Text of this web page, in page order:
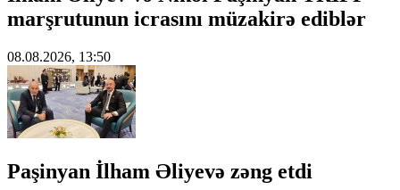
marşrutunun icrasını müzakirə ediblər
08.08.2026, 13:50
Paşinyan İlham Əliyevə zəng etdi